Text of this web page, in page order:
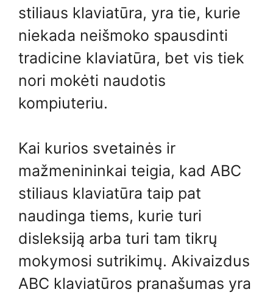
stiliaus klaviatūra, yra tie, kurie
niekada neišmoko spausdinti
tradicine klaviatūra, bet vis tiek
nori mokėti naudotis
kompiuteriu.
Kai kurios svetainės ir
mažmenininkai teigia, kad ABC
stiliaus klaviatūra taip pat
naudinga tiems, kurie turi
disleksiją arba turi tam tikrų
mokymosi sutrikimų. Akivaizdus
ABC klaviatūros pranašumas yra